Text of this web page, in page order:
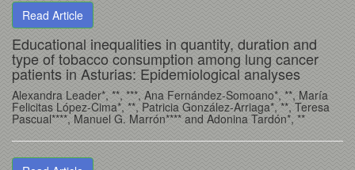
Read Article
Educational inequalities in quantity, duration and
type of tobacco consumption among lung cancer
patients in Asturias: Epidemiological analyses
Alexandra Leader*, **, ***, Ana Fernández-Somoano*, **, María
Felicitas López-Cima*, **, Patricia González-Arriaga*, **, Teresa
Pascual****, Manuel G. Marrón**** and Adonina Tardón*, **